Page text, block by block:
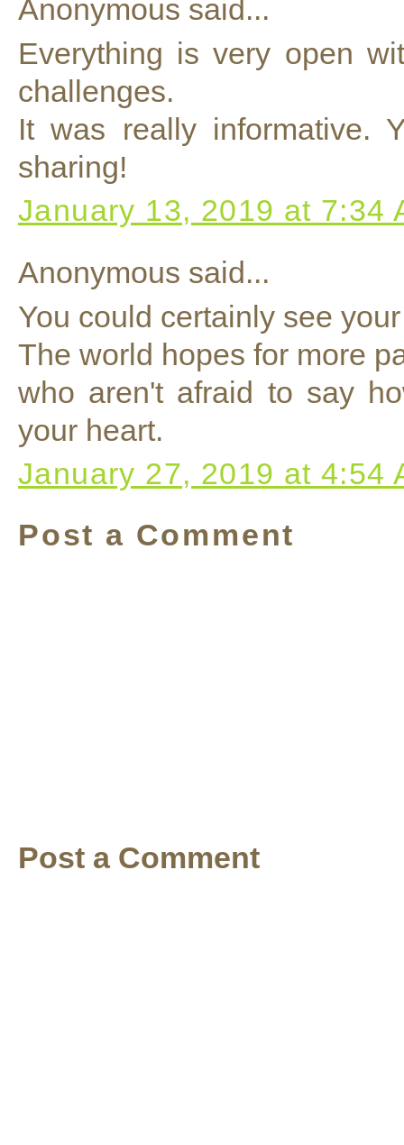
Anonymous said...
Everything is very open
challenges.
It was really informative.
sharing!
January 13, 2019 at 7:34
Anonymous said...
You could certainly see
The world hopes for more
who aren't afraid to say
your heart.
January 27, 2019 at 4:54
Post a Comment
Post a Comment